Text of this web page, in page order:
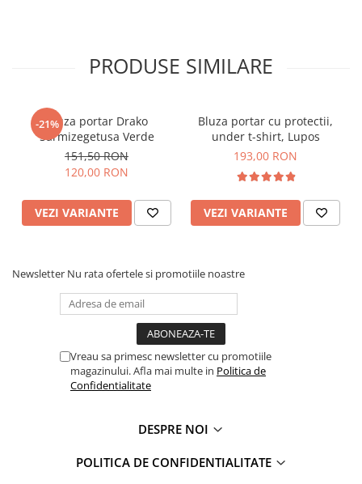
PRODUSE SIMILARE
-21%Bluza portar Drako
Sarmizegetusa Verde
151,50 RON
120,00 RON
VEZI VARIANTE
Bluza portar cu protectii,
under t-shirt, Lupos
193,00 RON
VEZI VARIANTE
Newsletter Nu rata ofertele si promotiile noastre
Vreau sa primesc newsletter cu promotiile
magazinului. Afla mai multe in Politica de
Confidentialitate
DESPRE NOI
POLITICA DE CONFIDENTIALITATE